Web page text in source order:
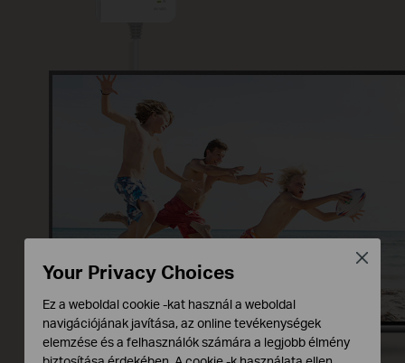
Your Privacy Choices
Ez a weboldal cookie -kat használ a weboldal
navigációjának javítása, az online tevékenységek
elemzése és a felhasználók számára a legjobb élmény
Close